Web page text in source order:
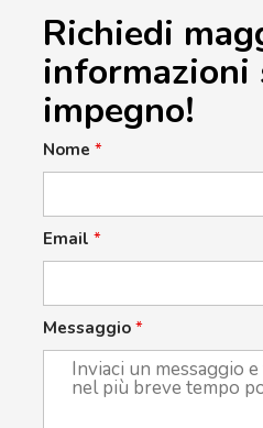
Richiedi
informazioni
impegno!
Nome *
Email *
Messaggio *